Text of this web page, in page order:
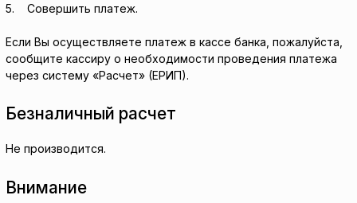
5. Совершить платеж.
Если Вы осуществляете платеж в кассе банка, пожалуйста,
сообщите кассиру о необходимости проведения платежа
через систему «Расчет» (ЕРИП).
Безналичный расчет
Не производится.
Внимание